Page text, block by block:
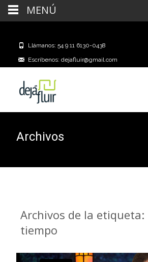
Llámanos: 54 9 11 6130-0438
Escríbenos: dejafluir@gmail.com
Archivos
Archivos de la
tiempo
MENÚ